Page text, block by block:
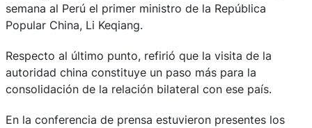
semana al Perú el primer ministro de la República
Popular China, Li Keqiang.
Respecto al último punto, refirió que la visita de la
autoridad china constituye un paso más para la
consolidación de la relación bilateral con ese país.
En la conferencia de prensa estuvieron presentes los